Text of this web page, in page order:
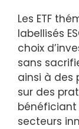
Les ETF
labellisés
choix
sans
ainsi à des
sur des
secteurs